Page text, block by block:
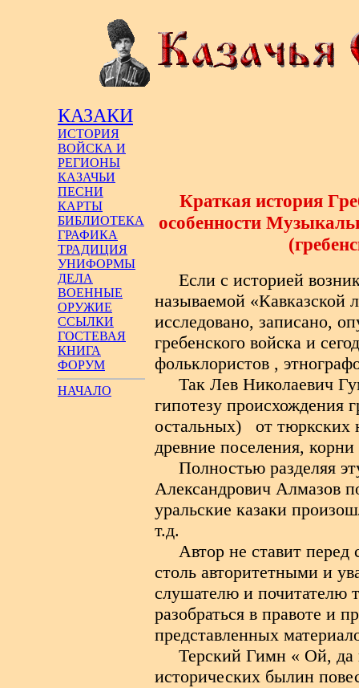
КАЗАКИ
ИСТОРИЯ
ВОЙСКА И
РЕГИОНЫ
КАЗАЧЬИ
ПЕСНИ
КАРТЫ
БИБЛИОТЕКА
ГРАФИКА
ТРАДИЦИЯ
УНИФОРМЫ
ДЕЛА
ВОЕННЫЕ
ОРУЖИЕ
ССЫЛКИ
ГОСТЕВАЯ
КНИГА
ФОРУМ
НАЧАЛО
Краткая история
особенности
Если с историей
называемой «Кавказской
исследовано, записано,
гребенского войска и
фольклористов ,
Так Лев Николаевич
гипотезу происхождения
остальных) от тюркских
древние поселения,
Полностью разделяя
Александрович Алмазов
уральские казаки
т.д.
Автор не ставит перед
столь авторитетными и
слушателю и почитателю
разобраться в правоте и
представленных
Терский Гимн « Ой,
исторических былин